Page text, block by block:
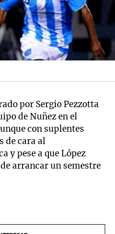
por Sergio Pezzotta
de Nuñez en el
con suplentes
de cara al
y pese a que López
arrancar un semestre